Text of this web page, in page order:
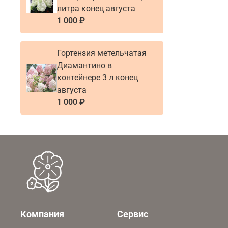
литра конец августа
1 000 ₽
Гортензия метельчатая
Диамантино в
контейнере 3 л конец
августа
1 000 ₽
Компания Сервис